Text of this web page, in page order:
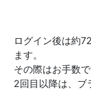
ログイン後は約
ます。
その際はお手数
2回目以降は、ブ